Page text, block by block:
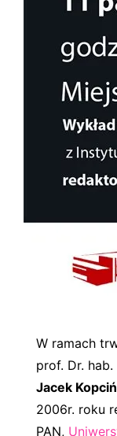
W ramach
prof. Dr.
Jacek
2006r. roku
PAN,